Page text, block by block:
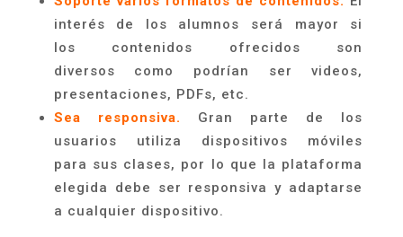
interés de los alumnos será mayor si
los contenidos ofrecidos son
diversos como podrían ser videos,
presentaciones, PDFs, etc.
Sea responsiva.
Gran parte de los
usuarios utiliza dispositivos móviles
para sus clases, por lo que la plataforma
elegida debe ser responsiva y adaptarse
a cualquier dispositivo.